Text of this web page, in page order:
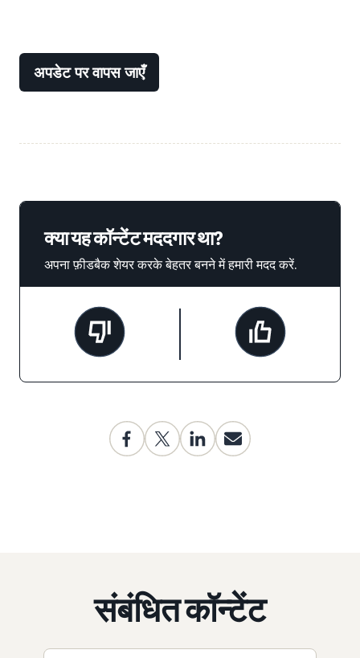
अपडेट पर वापस जाएँ
क्या यह कॉन्टेंट मददगार था?
अपना फ़ीडबैक शेयर करके बेहतर बनने में हमारी मदद करें.
संबंधित कॉन्टेंट